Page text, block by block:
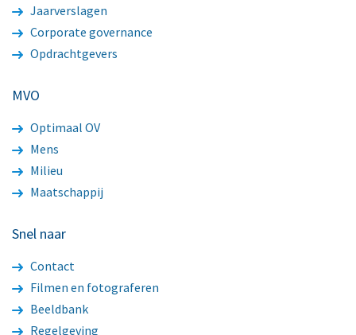
Jaarverslagen
Corporate governance
Opdrachtgevers
MVO
Optimaal OV
Mens
Milieu
Maatschappij
Snel naar
Contact
Filmen en fotograferen
Beeldbank
Regelgeving